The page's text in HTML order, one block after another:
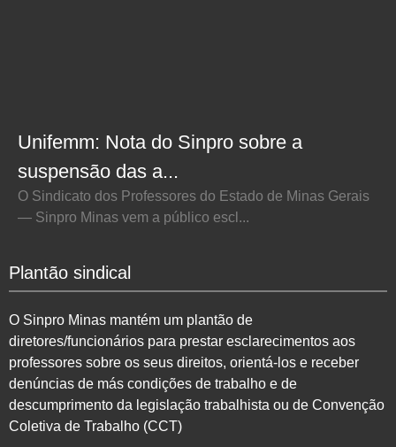
Unifemm: Nota do Sinpro sobre a
suspensão das a...
O Sindicato dos Professores do Estado de Minas Gerais
— Sinpro Minas vem a público escl...
Plantão sindical
O Sinpro Minas mantém um plantão de
diretores/funcionários para prestar esclarecimentos aos
professores sobre os seus direitos, orientá-los e receber
denúncias de más condições de trabalho e de
descumprimento da legislação trabalhista ou de Convenção
Coletiva de Trabalho (CCT)